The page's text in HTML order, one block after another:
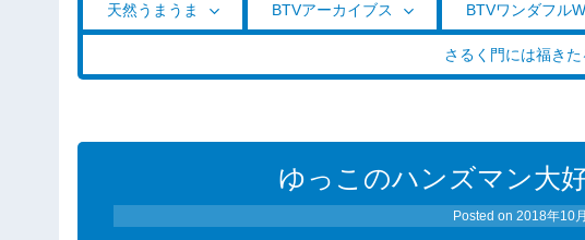
天然うまうま BTVアーカイブス BTVワンダフル
さるく門には福きた
ゆっこのハンズマン大
Posted on2018年10